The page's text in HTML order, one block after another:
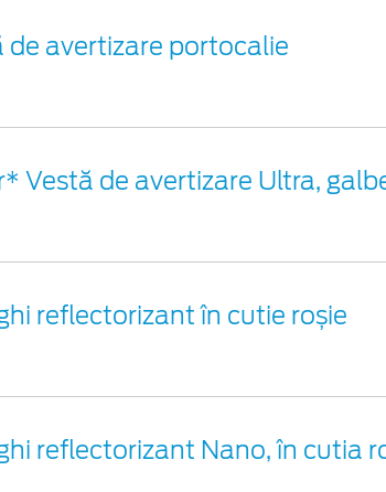
de avertizare portocalie
Vestă de avertizare Ultra,
reflectorizant în cutie roșie
reflectorizant Nano, în cutia